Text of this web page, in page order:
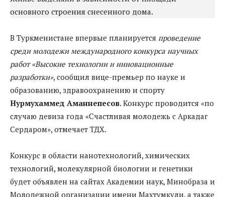
основного строения снесенного дома.
В Туркменистане впервые планируется проведение
среди молодежи международного конкурса научных
работ «Высокие технологии и инновационные
разработки», сообщил вице-премьер по науке и
образованию, здравоохранению и спорту
Нурмухаммед Аманнепесов. Конкурс проводится «по
случаю девиза года «Счастливая молодежь с Аркадаг
Сердаром», отмечает ТДХ.
Конкурс в области нанотехнологий, химических
технологий, молекулярной биологии и генетики
будет объявлен на сайтах Академии наук, Минобраза и
Молодежной организации имени Махтумкули, а также